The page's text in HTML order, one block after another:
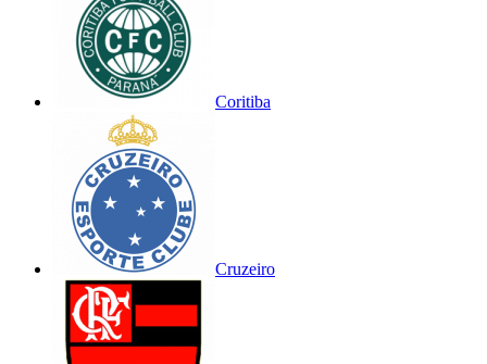
Coritiba
Cruzeiro